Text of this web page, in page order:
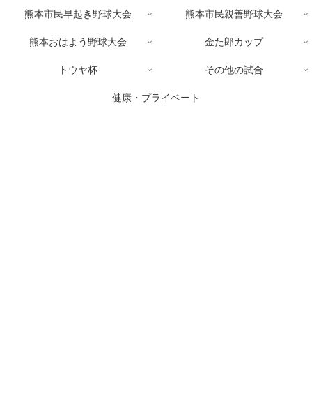
熊本市民早起き野球大会 熊本市民親善野球大会
熊本おはよう野球大会 金た郎カップ
トウヤ杯 その他の試合
健康・プライベート